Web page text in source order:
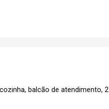
balcão de atendimento,
No
senha